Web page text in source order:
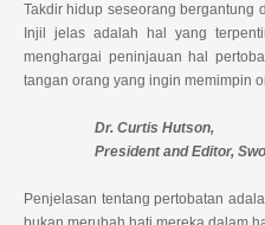
Takdir hidup seseorang bergantung
Injil jelas adalah hal yang
menghargai peninjauan hal
tangan orang yang ingin memimpin
Dr. Curtis Hutson,
President and Editor,
Penjelasan tentang pertobatan